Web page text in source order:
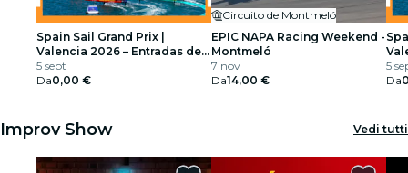
Spain Sail Grand Prix |
Valencia 2026 – Entradas de
fin de semana
5 sept
Da0,00 €
Circuito de Montmeló
EPIC NAPA Racing Weekend -
Montmeló
7 nov
Da14,00 €
día
5
Da
Improv Show Vedi tutti